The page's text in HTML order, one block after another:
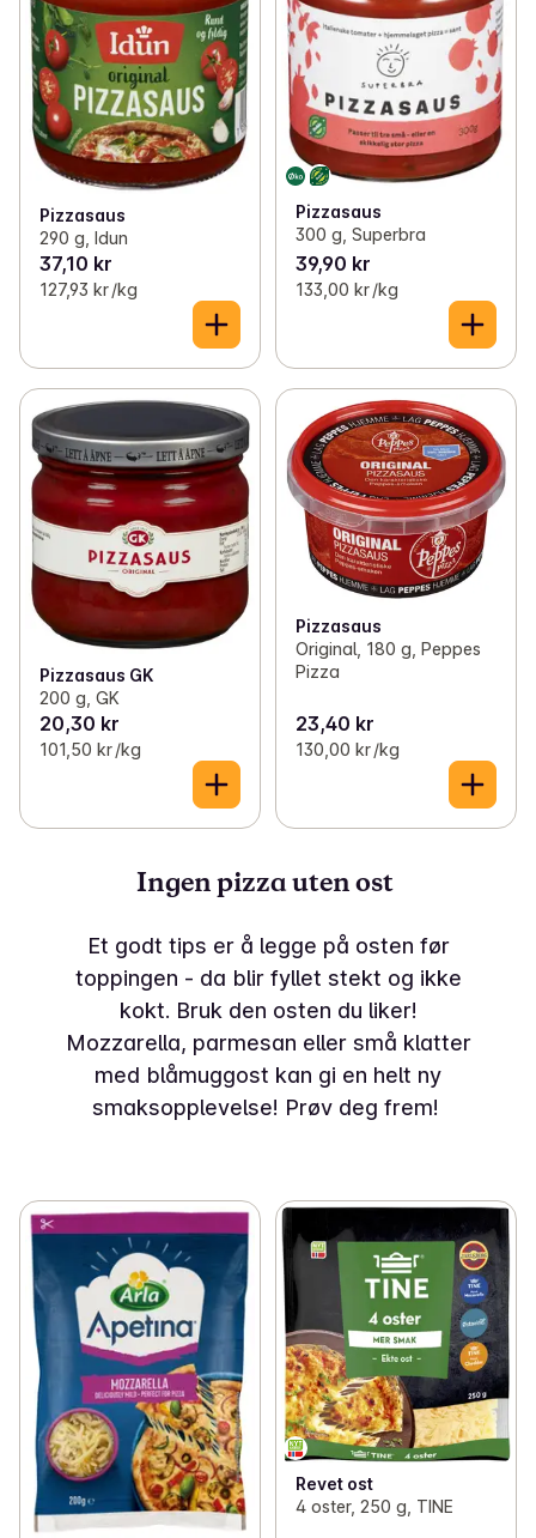
Pizzasaus
290 g, Idun
37,10 kr
127,93 kr /kg
Pizzasaus
300 g, Superbra
39,90 kr
133,00 kr /kg
Pizzasaus GK
200 g, GK
20,30 kr
101,50 kr /kg
Pizzasaus
Original, 180 g, Peppes
Pizza
23,40 kr
130,00 kr /kg
Ingen pizza uten ost
Et godt tips er å legge på osten før
toppingen - da blir fyllet stekt og ikke
kokt. Bruk den osten du liker!
Mozzarella, parmesan eller små klatter
med blåmuggost kan gi en helt ny
smaksopplevelse! Prøv deg frem!
Revet ost
4 oster, 250 g, TINE